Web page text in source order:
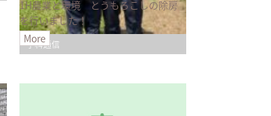
学科通信
1H農業と環境 とうもろこしの除房
を行いました！
More